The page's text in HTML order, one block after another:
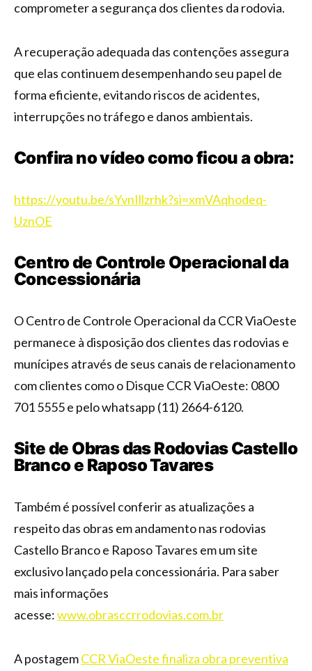
comprometer a segurança dos clientes da rodovia.
A recuperação adequada das contenções assegura
que elas continuem desempenhando seu papel de
forma eficiente, evitando riscos de acidentes,
interrupções no tráfego e danos ambientais.
Confira no vídeo como ficou a obra:
https://youtu.be/sYvnIllzrhk?si=xmVAqhodeq-
UznOE
Centro de Controle Operacional da
Concessionária
O Centro de Controle Operacional da CCR ViaOeste
permanece à disposição dos clientes das rodovias e
munícipes através de seus canais de relacionamento
com clientes como o Disque CCR ViaOeste: 0800
701 5555 e pelo whatsapp (11) 2664-6120.
Site de Obras das Rodovias Castello
Branco e Raposo Tavares
Também é possível conferir as atualizações a
respeito das obras em andamento nas rodovias
Castello Branco e Raposo Tavares em um site
exclusivo lançado pela concessionária. Para saber
mais informações
acesse:www.obrasccrrodovias.com.br
A postagemCCR ViaOeste finaliza obra preventiva